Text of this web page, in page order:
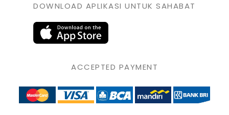
DOWNLOAD APLIKASI UNTUK SAHABAT
ACCEPTED PAYMENT